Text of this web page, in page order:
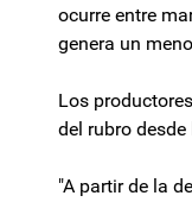
ocurre entre
genera un
Los
del rubro
"A partir de la